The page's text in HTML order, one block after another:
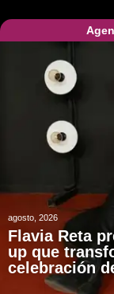
agosto, 2026
Flavia Reta
up que
celebración